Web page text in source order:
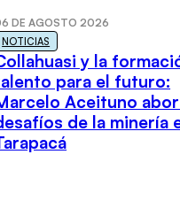
DE AGOSTO 2026
NOTICIAS
y la
para el futuro:
Aceituno
de la minería